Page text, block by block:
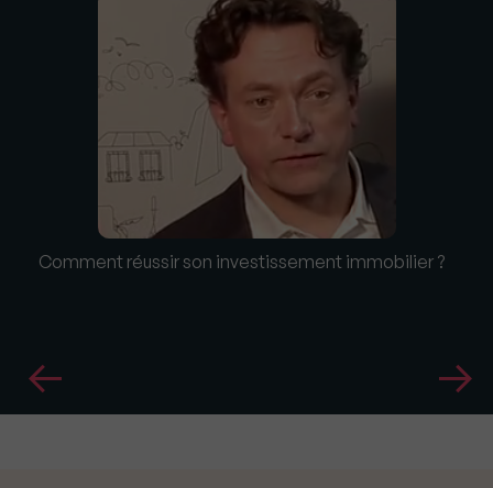
Comment réussir son investissement immobilier ?